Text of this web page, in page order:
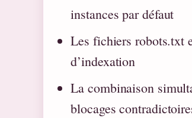
instances par défaut
Les fichiers robots.txt
d’indexation
La combinaison
blocages